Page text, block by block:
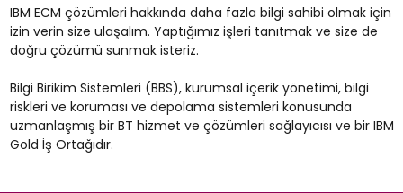
IBM ECM çözümleri hakkında daha fazla bilgi sahibi olmak için
izin verin size ulaşalım. Yaptığımız işleri tanıtmak ve size de
doğru çözümü sunmak isteriz.
Bilgi Birikim Sistemleri (BBS), kurumsal içerik yönetimi, bilgi
riskleri ve koruması ve depolama sistemleri konusunda
uzmanlaşmış bir BT hizmet ve çözümleri sağlayıcısı ve bir IBM
Gold İş Ortağıdır.